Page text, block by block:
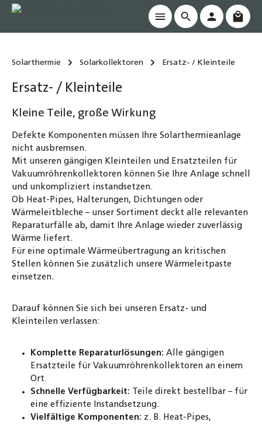
springen
Solarthermie Solarkollektoren Ersatz- / Kleinteile
Ersatz- / Kleinteile
Kleine Teile, große Wirkung
Defekte Komponenten müssen Ihre Solarthermieanlage
nicht ausbremsen.
Mit unseren gängigen Kleinteilen und Ersatzteilen für
Vakuumröhrenkollektoren können Sie Ihre Anlage schnell
und unkompliziert instandsetzen.
Ob Heat-Pipes, Halterungen, Dichtungen oder
Wärmeleitbleche – unser Sortiment deckt alle relevanten
Reparaturfälle ab, damit Ihre Anlage wieder zuverlässig
Wärme liefert.
Für eine optimale Wärmeübertragung an kritischen
Stellen können Sie zusätzlich unsere Wärmeleitpaste
einsetzen.
Darauf können Sie sich bei unseren Ersatz- und
Kleinteilen verlassen:
Komplette Reparaturlösungen: Alle gängigen
Ersatzteile für Vakuumröhrenkollektoren an einem
Ort.
Schnelle Verfügbarkeit: Teile direkt bestellbar – für
eine effiziente Instandsetzung.
Vielfältige Komponenten: z. B. Heat-Pipes,